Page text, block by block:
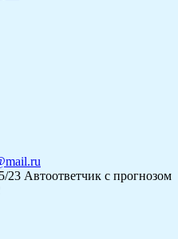
23 Автоответчик с прогнозом